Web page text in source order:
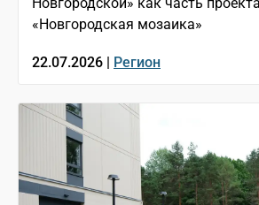
Новгородской» как часть проекта
«Новгородская мозаика»
22.07.2026 | Регион